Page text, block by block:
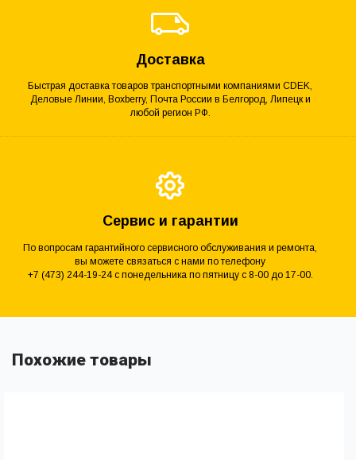
Доставка
Быстрая доставка товаров транспортными компаниями CDEK,
Деловые Линии, Boxberry, Почта России в Белгород, Липецк и
любой регион РФ.
Сервис и гарантии
По вопросам гарантийного сервисного обслуживания и ремонта,
вы можете связаться с нами по телефону
+7 (473) 244-19-24 с понедельника по пятницу с 8-00 до 17-00.
Похожие товары